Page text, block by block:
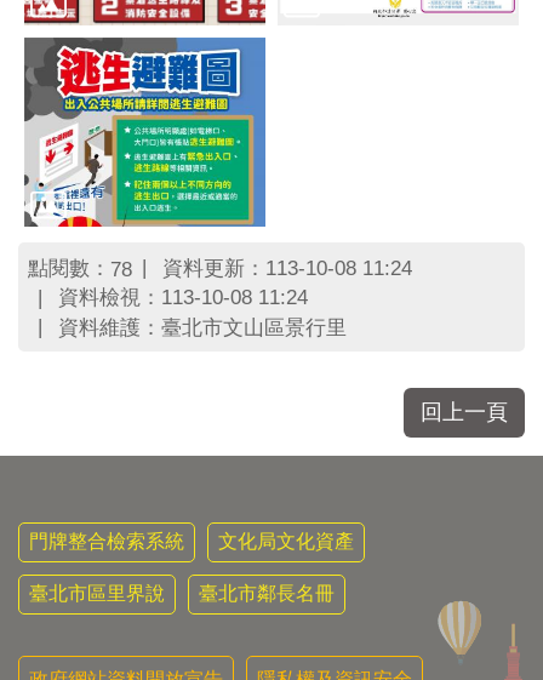
點閱數： 78
資料更新：113-10-08 11:24
資料檢視：113-10-08 11:24
資料維護：臺北市文山區景行里
回上一頁
門牌整合檢索系統 文化局文化資產
臺北市區里界說 臺北市鄰長名冊